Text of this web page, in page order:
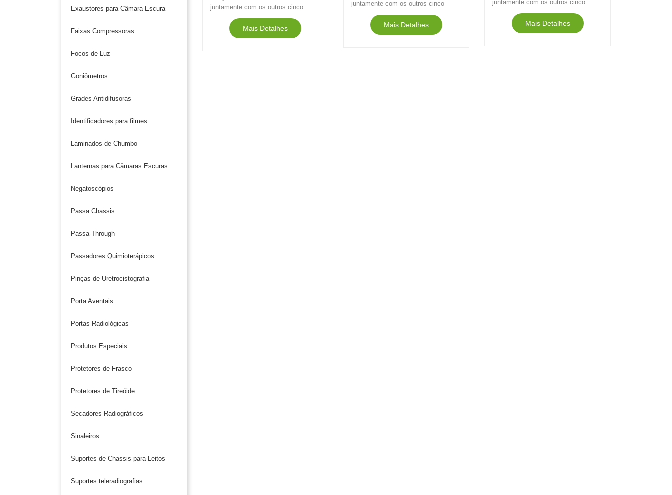
Exaustores para Câmara Escura
Faixas Compressoras
Focos de Luz
Goniômetros
Grades Antidifusoras
Identificadores para filmes
Laminados de Chumbo
Lanternas para Câmaras Escuras
Negatoscópios
Passa Chassis
Passa-Through
Passadores Quimioterápicos
Pinças de Uretrocistografia
Porta Aventais
Portas Radiológicas
Produtos Especiais
Protetores de Frasco
Protetores de Tireóide
Secadores Radiográficos
Sinaleiros
Suportes de Chassis para Leitos
Suportes teleradiografias
juntamente com os outros cinco
modelos é utilizado para construção
de castelo de chumbo, capela de
chumbo, anteparo de chumbo
Mais Detalhes
juntamente com os outros cinco
modelos é utilizado para construção
de castelo de chumbo, capela de
chumbo, anteparo de chumbo
Mais Detalhes
juntamente com os outros cinco
modelos é utilizado para construção
de castelo de chumbo, capela de
chumbo, anteparo de chumbo
Mais Detalhes